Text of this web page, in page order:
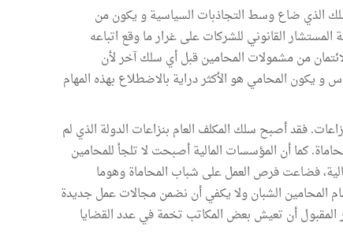
الذي ضاع وسط التجاذبات السياسية و يكون من
القانوني للشركات على غرار ما وقع اتباعه
من مشمولات المحامين قبل أي سلك آخر لأن
يكون المحامي هو الأكثر دراية بالاضطلاع بهذه المهام
فقد أصبح سلك المكلف العام بنزاعات الدولة الذي لم
كما أن المؤسسات المالية أصبحت لا تلجأ للمحامين
فضاعت فرص العمل على شباب المحاماة وهوما
المحامين الشبان ولا يكفي أن نضمن مجالات عمل جديدة
المقبول أن تعيش بعض المكاتب تخمة في عدد القضايا